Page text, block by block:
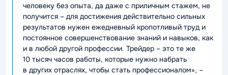
человеку без опыта, да даже с приличным стажем, не
получится – для достижения действительно сильных
результатов нужен ежедневный кропотливый труд и
постоянное совершенствование знаний и навыков, как
и в любой другой профессии. Трейдер – это те же
10 тысяч часов работы, которые нужно набрать
в других отраслях, чтобы стать профессионалом», –